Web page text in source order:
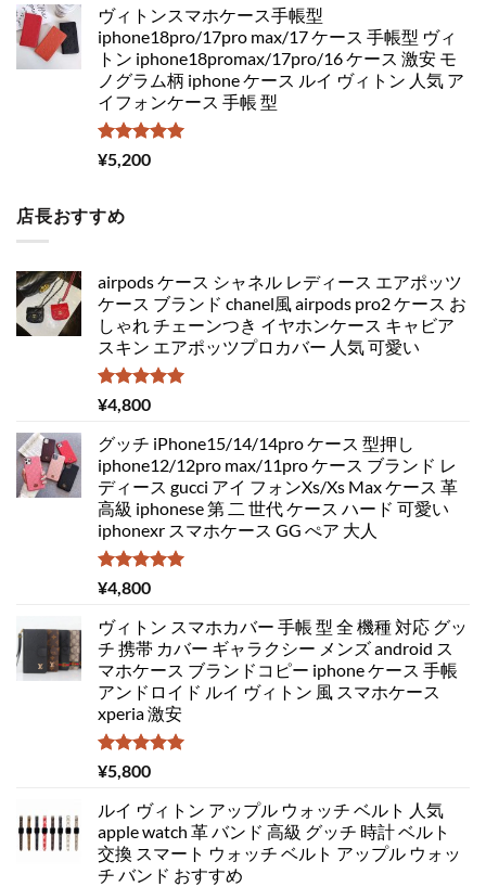
ヴィトンスマホケース手帳型
iphone18pro/17pro max/17 ケース 手帳型 ヴィ
トン iphone18promax/17pro/16 ケース 激安 モ
ノグラム柄 iphone ケース ルイ ヴィトン 人気 ア
イフォンケース 手帳 型
5段階中
5.00
¥5,200
店長おすすめ
airpods ケース シャネル レディース エアポッツ
ケース ブランド chanel風 airpods pro2 ケース お
しゃれ チェーンつき イヤホンケース キャビア
スキン エアポッツプロカバー 人気 可愛い
5段階中
5.00
¥4,800
グッチ iPhone15/14/14pro ケース 型押し
iphone12/12pro max/11pro ケース ブランド レ
ディース gucci アイ フォンXs/Xs Max ケース 革
高級 iphonese 第 二 世代 ケース ハード 可愛い
iphonexr スマホケース GG ぺア 大人
5段階中
5.00
¥4,800
ヴィトン スマホカバー 手帳 型 全 機種 対応 グッ
チ 携帯 カバー ギャラクシー メンズ android ス
マホケース ブランドコピー iphone ケース 手帳
アンドロイド ルイ ヴィトン 風 スマホケース
xperia 激安
5段階中
5.00
¥5,800
ルイ ヴィトン アップル ウォッチ ベルト 人気
apple watch 革 バンド 高級 グッチ 時計 ベルト
交換 スマート ウォッチ ベルト アップル ウォッ
チ バンド おすすめ